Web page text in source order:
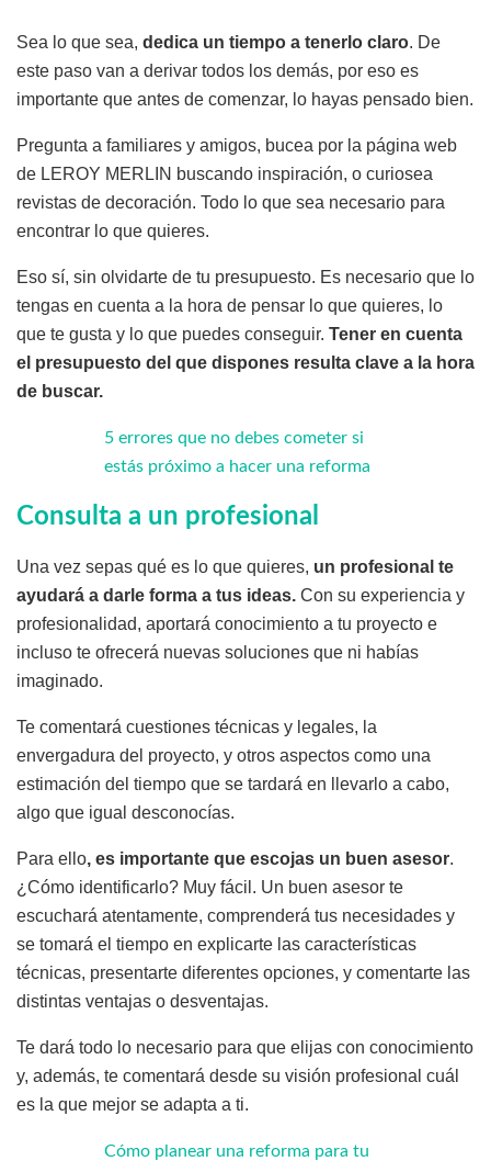
Sea lo que sea, dedica un tiempo a tenerlo claro. De
este paso van a derivar todos los demás, por eso es
importante que antes de comenzar, lo hayas pensado bien.
Pregunta a familiares y amigos, bucea por la página web
de LEROY MERLIN buscando inspiración, o curiosea
revistas de decoración. Todo lo que sea necesario para
encontrar lo que quieres.
Eso sí, sin olvidarte de tu presupuesto. Es necesario que lo
tengas en cuenta a la hora de pensar lo que quieres, lo
que te gusta y lo que puedes conseguir. Tener en cuenta
el presupuesto del que dispones resulta clave a la hora
de buscar.
5 errores que no debes cometer si
estás próximo a hacer una reforma
Consulta a un profesional
Una vez sepas qué es lo que quieres, un profesional te
ayudará a darle forma a tus ideas. Con su experiencia y
profesionalidad, aportará conocimiento a tu proyecto e
incluso te ofrecerá nuevas soluciones que ni habías
imaginado.
Te comentará cuestiones técnicas y legales, la
envergadura del proyecto, y otros aspectos como una
estimación del tiempo que se tardará en llevarlo a cabo,
algo que igual desconocías.
Para ello, es importante que escojas un buen asesor.
¿Cómo identificarlo? Muy fácil. Un buen asesor te
escuchará atentamente, comprenderá tus necesidades y
se tomará el tiempo en explicarte las características
técnicas, presentarte diferentes opciones, y comentarte las
distintas ventajas o desventajas.
Te dará todo lo necesario para que elijas con conocimiento
y, además, te comentará desde su visión profesional cuál
es la que mejor se adapta a ti.
Cómo planear una reforma para tu